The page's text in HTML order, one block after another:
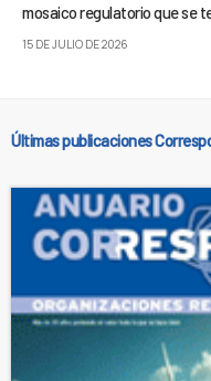
mosaico regulatorio que se
15 DE JULIO DE 2026
Últimas publicaciones